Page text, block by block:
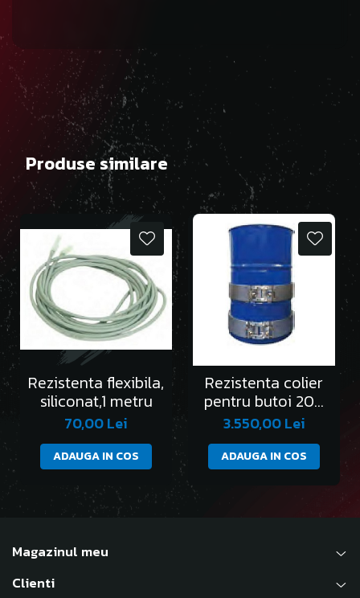
Produse similare
Rezistenta flexibila,
siliconat,1 metru
70,00 Lei
ADAUGA IN COS
Rezistenta colier
pentru butoi 200
l-set 2 bucati
3.550,00 Lei
ADAUGA IN COS
Magazinul meu
Clienti